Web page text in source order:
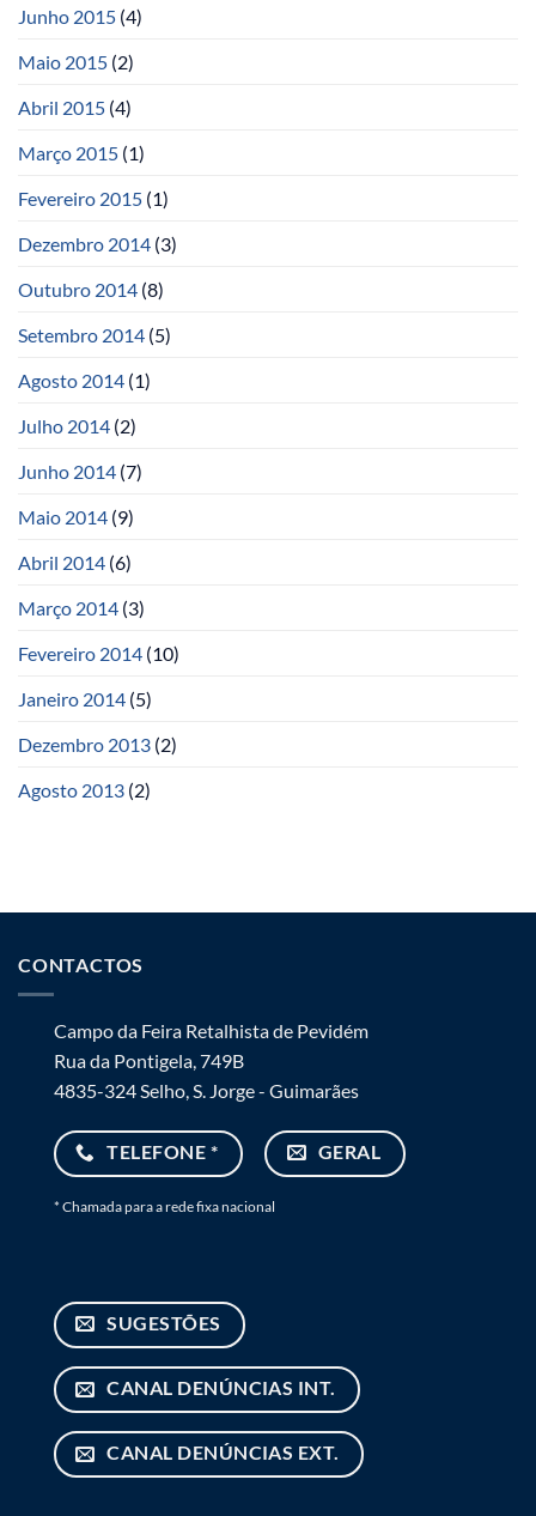
Junho 2015 (4)
Maio 2015 (2)
Abril 2015 (4)
Março 2015 (1)
Fevereiro 2015 (1)
Dezembro 2014 (3)
Outubro 2014 (8)
Setembro 2014 (5)
Agosto 2014 (1)
Julho 2014 (2)
Junho 2014 (7)
Maio 2014 (9)
Abril 2014 (6)
Março 2014 (3)
Fevereiro 2014 (10)
Janeiro 2014 (5)
Dezembro 2013 (2)
Agosto 2013 (2)
CONTACTOS
Campo da Feira Retalhista de Pevidém
Rua da Pontigela, 749B
4835-324 Selho, S. Jorge - Guimarães
TELEFONE * GERAL
* Chamada para a rede fixa nacional
SUGESTÕES
CANAL DENÚNCIAS INT.
CANAL DENÚNCIAS EXT.